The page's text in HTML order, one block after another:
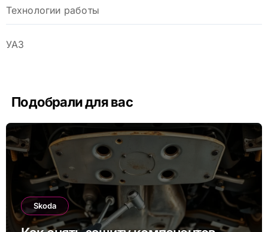
Технологии работы
УАЗ
Подобрали для вас
Skoda